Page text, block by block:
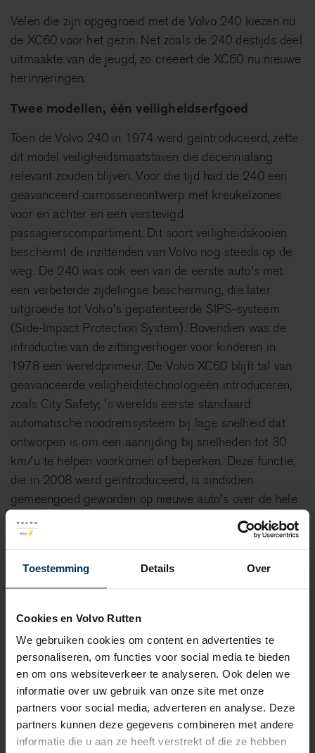
Toestemming Details Over
Cookies en Volvo Rutten
We gebruiken cookies om content en advertenties te
personaliseren, om functies voor social media te bieden
en om ons websiteverkeer te analyseren. Ook delen we
informatie over uw gebruik van onze site met onze
partners voor social media, adverteren en analyse. Deze
partners kunnen deze gegevens combineren met andere
informatie die u aan ze heeft verstrekt of die ze hebben
Velen die zijn opgegroeid met de Volvo 240 kiezen nu
de XC60 voor het gezin. Net zoals de 240 destijds deel
uitmaakte van de jeugd, zo creëert de XC60 nu nieuwe
herinneringen.
Twee modellen, één veiligheidserfgoed
Toen de Volvo 240 in 1974 werd geïntroduceerd, zette
dit model veiligheidsmaatstaven die decennialang
relevant zouden blijven. Voor die tijd had de 240 een
geavanceerd carrosserieontwerp met kreukelzones
voor en achter en een verstevigd
passagierscompartiment. Dit soort veiligheidskooien
beschermt de inzittenden van Volvo nog steeds op de
weg. De 240 was ook een van de eerste auto's met
een verbeterde zijdelingse bescherming, die later
uitgroeide tot Volvo's gepatenteerde SIPS-systeem
(Side-Impact Protection System). Bovendien was de
introductie van de zittingverhoger voor kinderen in
1978 een wereldprimeur. De Volvo XC60 blijft tal van
geavanceerde veiligheidstechnologieën introduceren,
zoals City Safety; 's werelds eerste standaard
automatische noodremsysteem bij lage snelheid dat
ontworpen is om een aanrijding bij snelheden tot 30
km/u te helpen voorkomen of beperken. Deze functie,
die in 2008 werd geïntroduceerd, is sindsdien
gemeengoed geworden op nieuwe auto's over de hele
wereld.
Een andere wereldprimeur is dat de XC60 in 2017
Oncoming Lane Mitigation introduceerde, een systeem
dat de bestuurder terug naar de rijstrook stuurt als er
de auto verschillende onafhankelijke veiligheidsprijzen
opgeleverd. Net als de 240 destijds is de vernieuwde
Volvo XC60 een van de veiligste auto's op de weg. Met
een geavanceerde veiligheidskooi en de nieuwste
technologieën op het gebied van actieve veiligheid en
bestuurdersondersteuning is deze auto ontworpen om
bestuurder en passagiers te beschermen.